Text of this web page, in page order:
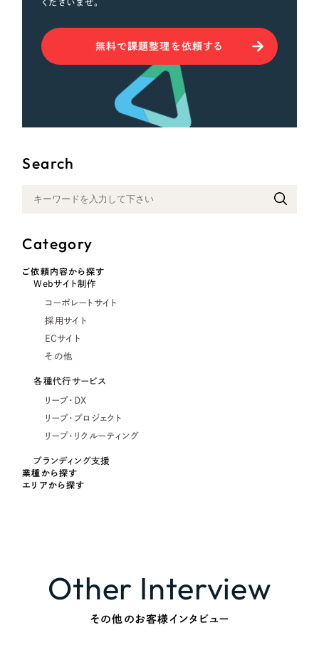
Search
Category
ご依頼内容から探す
Webサイト制作
コーポレートサイト
採用サイト
ECサイト
その他
各種代行サービス
リープ・DX
リープ・プロジェクト
リープ・リクルーティング
ブランディング支援
業種から探す
エリアから探す
くださいませ。
無料で課題整理を依頼する
Other Interview
その他のお客様インタビュー